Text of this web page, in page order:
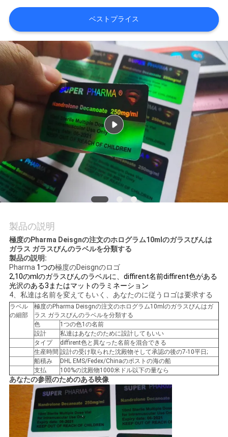
品
質
管
理
私
達
に
連
絡
し
な
さ
い
ニ
ュ
ー
ス
場
ベストプライス
製品の説明
極度のPharma Deisgnの注文のホログラム10mlのガラスびんは
ガラス ガラスびんのラベルを分類する
製品の説明:
Pharma 1つの極度のDeisgnのロゴ
2,10のmlのガラスびんのラベルに、diffirent名前diffirent色がある
光沢のある3またはマットのラミネーション
4、私達は名前を変えてもいく、あなたのに従うロゴは要求する
ラベル
の細部
極度のPharma Deisgnの注文のホログラム10mlのガラスびんはガ
ラス ガラスびんのラベルを分類する
色
1つの色1の名前
設計
私達はあなたのために設計してもいい
タイプ
diffirent色と異なった名前を混合できる
生産時間 設計の受け取られた沈殿物そして承認の後の7-10平日;
船積み
DHL EMS/Fedex/Chinaのポストの海の船
支払
100%の沈殿物1000米ドル以下の量なら
あなたの参照のためのある映像